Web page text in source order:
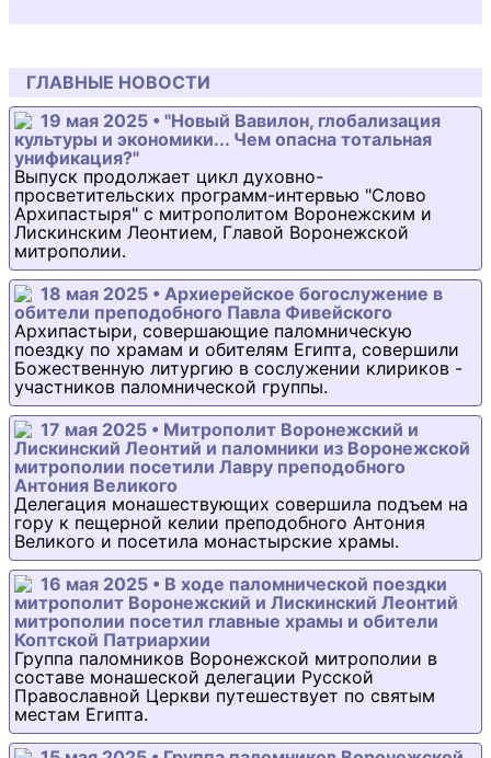
ГЛАВНЫЕ НОВОСТИ
19 мая 2025 • "Новый Вавилон, глобализация
культуры и экономики... Чем опасна тотальная
унификация?"
Выпуск продолжает цикл духовно-
просветительских программ-интервью "Слово
Архипастыря" с митрополитом Воронежским и
Лискинским Леонтием, Главой Воронежской
митрополии.
18 мая 2025 • Архиерейское богослужение в
обители преподобного Павла Фивейского
Архипастыри, совершающие паломническую
поездку по храмам и обителям Египта, совершили
Божественную литургию в сослужении клириков -
участников паломнической группы.
17 мая 2025 • Митрополит Воронежский и
Лискинский Леонтий и паломники из Воронежской
митрополии посетили Лавру преподобного
Антония Великого
Делегация монашествующих совершила подъем на
гору к пещерной келии преподобного Антония
Великого и посетила монастырские храмы.
16 мая 2025 • В ходе паломнической поездки
митрополит Воронежский и Лискинский Леонтий
митрополии посетил главные храмы и обители
Коптской Патриархии
Группа паломников Воронежской митрополии в
составе монашеской делегации Русской
Православной Церкви путешествует по святым
местам Египта.